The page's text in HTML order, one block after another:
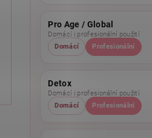
Pro Age / Global
Domácí i profesionální použití
Domácí
Profesionální
Detox
Domácí i profesionální použití
Domácí
Profesionální